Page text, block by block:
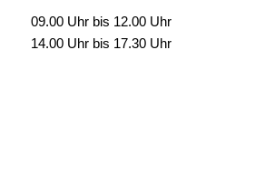
09.00 Uhr bis 12.00 Uhr
14.00 Uhr bis 17.30 Uhr